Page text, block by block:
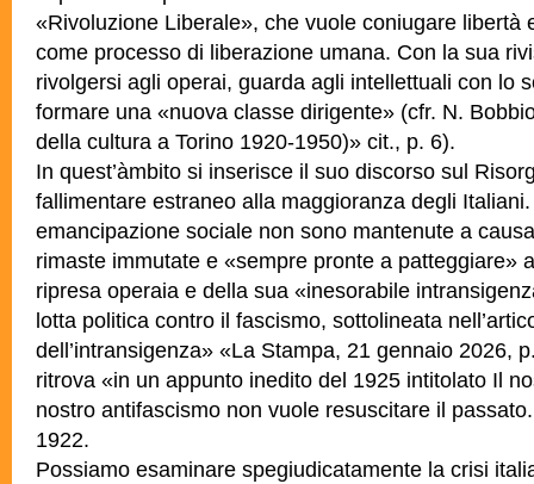
«Rivoluzione Liberale», che vuole coniugare libertà
come processo di liberazione umana. Con la sua
rivolgersi agli operai, guarda agli intellettuali con lo
formare una «nuova classe dirigente» (cfr. N.
della cultura a Torino 1920-1950)» cit., p. 6).
In quest’àmbito si inserisce il suo discorso sul
fallimentare estraneo alla maggioranza degli
emancipazione sociale non sono mantenute a
rimaste immutate e «sempre pronte a patteggiare»
ripresa operaia e della sua «inesorabile
lotta politica contro il fascismo, sottolineata
dell’intransigenza» «La Stampa, 21 gennaio 2026,
ritrova «in un appunto inedito del 1925 intitolato Il
nostro antifascismo non vuole resuscitare il
1922.
Possiamo esaminare spegiudicatamente la crisi